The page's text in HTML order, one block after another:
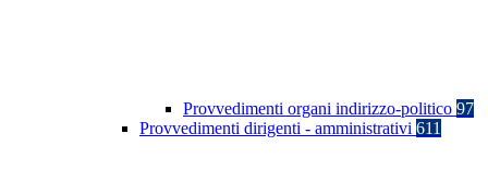
Provvedimenti organi indirizzo-politico 97
Provvedimenti dirigenti - amministrativi 611